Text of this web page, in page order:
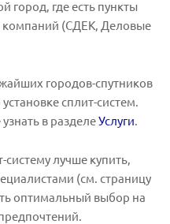
город, где есть пункты
компаний (СДЕК, Деловые
городов-спутников
сплит-систем.
в разделеУслуги
лучше купить,
(см. страницу
оптимальный выбор на